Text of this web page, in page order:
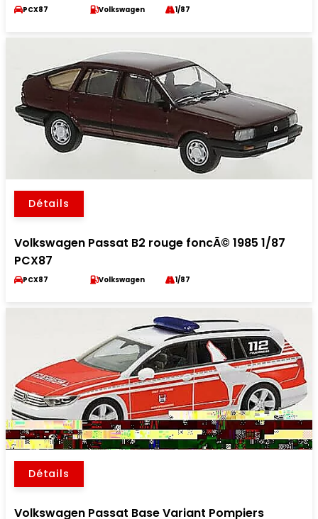
PCX87 Volkswagen 1/87
Détails
Volkswagen Passat B2 rouge foncÃ© 1985 1/87
PCX87
PCX87 Volkswagen 1/87
Détails
Volkswagen Passat Base Variant Pompiers